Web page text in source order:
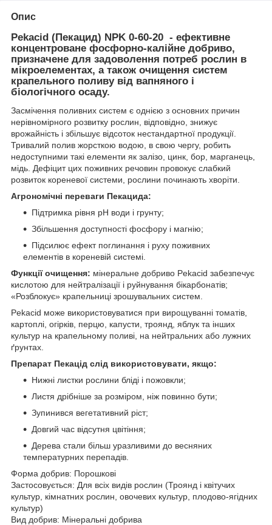
Опис
Pekacid (Пекацид) NPK 0-60-20 - ефективне
концентроване фосфорно-калійне добриво,
призначене для задоволення потреб рослин в
мікроелементах, а також очищення систем
крапельного поливу від вапняного і
біологічного осаду.
Засмічення поливних систем є однією з основних причин
нерівномірного розвитку рослин, відповідно, знижує
врожайність і збільшує відсоток нестандартної продукції.
Тривалий полив жорсткою водою, в свою чергу, робить
недоступними такі елементи як залізо, цинк, бор, марганець,
мідь. Дефіцит цих поживних речовин провокує слабкий
розвиток кореневої системи, рослини починають хворіти.
Агрономічні переваги Пекацида:
Підтримка рівня рН води і грунту;
Збільшення доступності фосфору і магнію;
Підсилює ефект поглинання і руху поживних
елементів в кореневій системі.
Функції очищення: мінеральне добриво Pekacid забезпечує
кислотою для нейтралізації і руйнування бікарбонатів;
«Розблокує» крапельниці зрошувальних систем.
Pekacid може використовуватися при вирощуванні томатів,
картоплі, огірків, перцю, капусти, троянд, яблук та інших
культур на крапельному поливі, на нейтральних або лужних
ґрунтах.
Препарат Пекацід слід використовувати, якщо:
Нижні листки рослини бліді і пожовкли;
Листя дрібніше за розміром, ніж повинно бути;
Зупинився вегетативний ріст;
Довгий час відсутня цвітіння;
Дерева стали більш уразливими до весняних
температурних перепадів.
Форма добрив: Порошкові
Застосовується: Для всіх видів рослин (Троянд і квітучих
культур, кімнатних рослин, овочевих культур, плодово-ягідних
культур)
Вид добрив: Мінеральні добрива